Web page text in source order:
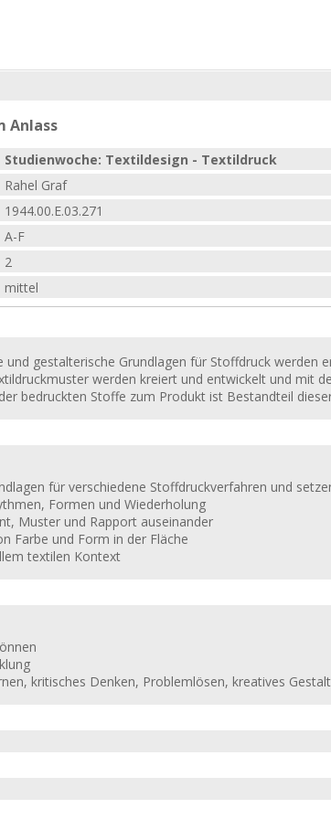
Anlass
Studienwoche: Textildesign - Textildruck
Rahel Graf
1944.00.E.03.271
A-F
2
mittel
und gestalterische Grundlagen für Stoffdruck werden
werden kreiert und entwickelt und mit
bedruckten Stoffe zum Produkt ist Bestandteil
für verschiedene Stoffdruckverfahren und
Formen und Wiederholung
Muster und Rapport auseinander
Farbe und Form in der Fläche
textilen Kontext
kritisches Denken, Problemlösen, kreatives